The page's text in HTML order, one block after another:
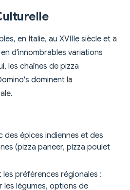
en Italie, au XVIIIe siècle et a
d'innombrables variations
les chaînes de pizza
dominent la
des épices indiennes et des
(pizza paneer, pizza poulet
les préférences régionales :
les légumes, options de